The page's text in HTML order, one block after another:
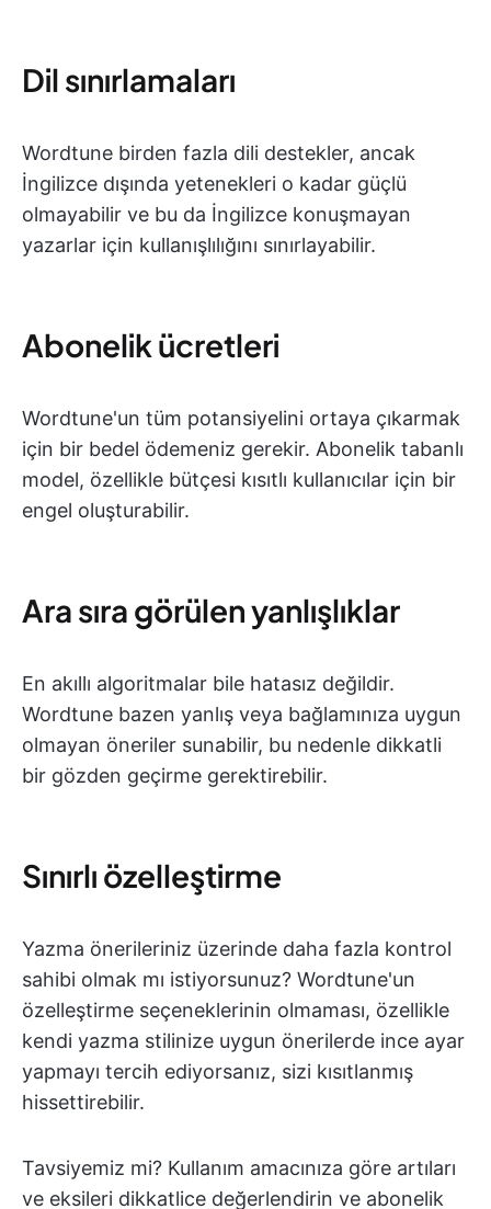
Dil sınırlamaları
Wordtune birden fazla dili destekler, ancak
İngilizce dışında yetenekleri o kadar güçlü
olmayabilir ve bu da İngilizce konuşmayan
yazarlar için kullanışlılığını sınırlayabilir.
Abonelik ücretleri
Wordtune'un tüm potansiyelini ortaya çıkarmak
için bir bedel ödemeniz gerekir. Abonelik tabanlı
model, özellikle bütçesi kısıtlı kullanıcılar için bir
engel oluşturabilir.
Ara sıra görülen yanlışlıklar
En akıllı algoritmalar bile hatasız değildir.
Wordtune bazen yanlış veya bağlamınıza uygun
olmayan öneriler sunabilir, bu nedenle dikkatli
bir gözden geçirme gerektirebilir.
Sınırlı özelleştirme
Yazma önerileriniz üzerinde daha fazla kontrol
sahibi olmak mı istiyorsunuz? Wordtune'un
özelleştirme seçeneklerinin olmaması, özellikle
kendi yazma stilinize uygun önerilerde ince ayar
yapmayı tercih ediyorsanız, sizi kısıtlanmış
hissettirebilir.
Tavsiyemiz mi? Kullanım amacınıza göre artıları
ve eksileri dikkatlice değerlendirin ve abonelik